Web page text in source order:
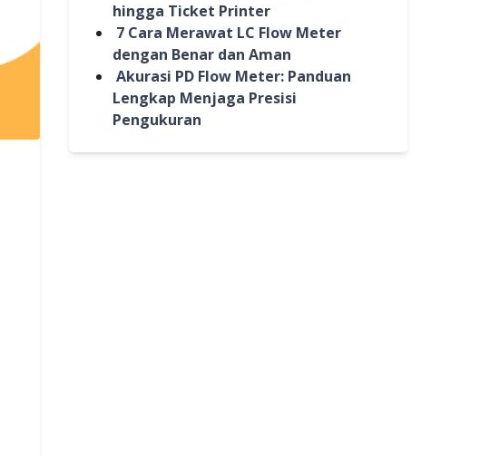
hingga Ticket Printer
7 Cara Merawat LC Flow Meter
dengan Benar dan Aman
Akurasi PD Flow Meter: Panduan
Lengkap Menjaga Presisi
Pengukuran